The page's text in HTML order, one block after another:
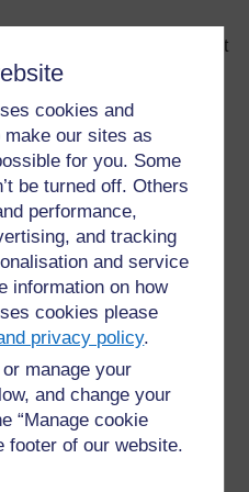
cookies and
our sites as
for you. Some
be turned off. Others
performance,
and tracking
and service
information on how
cookies please
privacy policy.
manage your
and change your
“Manage cookie
footer of our website.
communication qui existent
les communautés ont
Utiliser les systèmes
les débats et discussions.
avec les
de l’école. Les vieilles
journaux et même les
devenir des supports
du groupe a
une maquette d’un
de ce genre. La
pour montrer le «
du volcan).
soit directement soit
peuvent énormément
toutes sortes de